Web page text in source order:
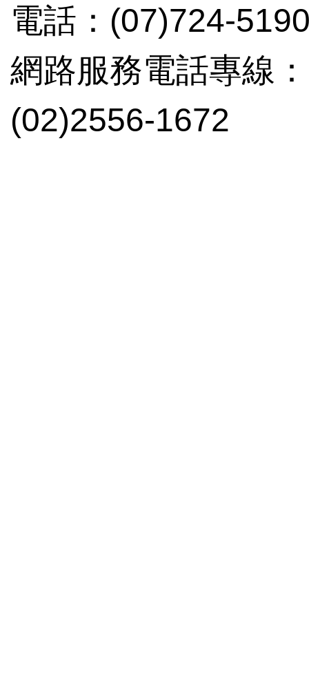
電話：(07)724-
網路服務電話專線
(02)2556-1672